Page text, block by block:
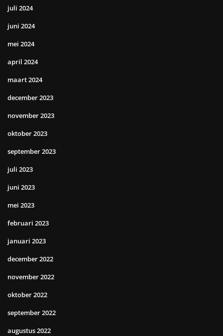
juli 2024
juni 2024
mei 2024
april 2024
maart 2024
december 2023
november 2023
oktober 2023
september 2023
juli 2023
juni 2023
mei 2023
februari 2023
januari 2023
december 2022
november 2022
oktober 2022
september 2022
augustus 2022